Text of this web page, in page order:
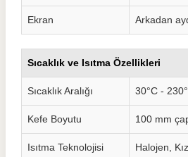
Ekran Arkadan
Sıcaklık ve Isıtma Özellikleri
Sıcaklık Aralığı 30°C -
Kefe Boyutu 100 mm
Isıtma Teknolojisi
Halojen,